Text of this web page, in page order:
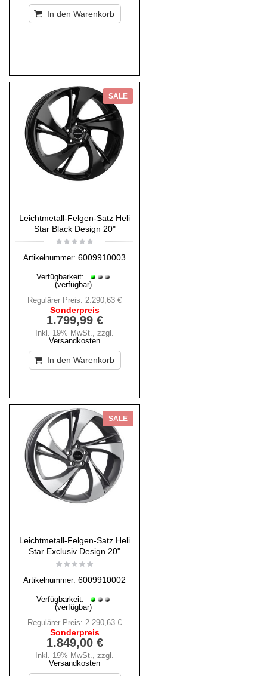
In den Warenkorb
SALE
Leichtmetall-Felgen-Satz Heli
Star Black Design 20"
Artikelnummer: 6009910003
Verfügbarkeit:
(verfügbar)
Regulärer Preis: 2.290,63 €
Sonderpreis
1.799,99 €
Inkl. 19% MwSt., zzgl.
Versandkosten
In den Warenkorb
SALE
Leichtmetall-Felgen-Satz Heli
Star Exclusiv Design 20"
Artikelnummer: 6009910002
Verfügbarkeit:
(verfügbar)
Regulärer Preis: 2.290,63 €
Sonderpreis
1.849,00 €
Inkl. 19% MwSt., zzgl.
Versandkosten